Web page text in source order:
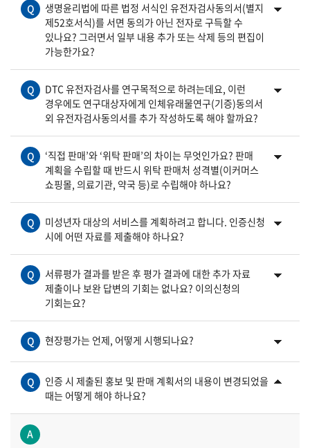
Q
생명윤리법에 따른 법정 서식인 유전자검사동의서(별지
제52호서식)를 서면 동의가 아닌 전자로 구득할 수
있나요? 그러면서 일부 내용 추가 또는 삭제 등의 편집이
가능한가요?
Q
DTC 유전자검사를 연구목적으로 하려는데요, 이런
경우에도 연구대상자에게 인체유래물연구(기증)동의서
외 유전자검사동의서를 추가 작성하도록 해야 할까요?
Q
‘직접 판매’와 ‘위탁 판매’의 차이는 무엇인가요? 판매
계획을 수립할 때 반드시 위탁 판매처 성격별(이커머스
쇼핑몰, 의료기관, 약국 등)로 수립해야 하나요?
Q
미성년자 대상의 서비스를 계획하려고 합니다. 인증신청
시에 어떤 자료를 제출해야 하나요?
Q
서류평가 결과를 받은 후 평가 결과에 대한 추가 자료
제출이나 보완 답변의 기회는 없나요? 이의신청의
기회는요?
Q 현장평가는 언제, 어떻게 시행되나요?
Q
인증 시 제출된 홍보 및 판매 계획서의 내용이 변경되었을
때는 어떻게 해야 하나요?
A